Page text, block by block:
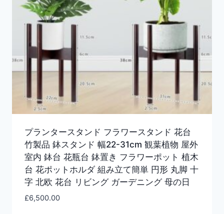
プランタースタンド フラワースタンド 花台
竹製品 鉢スタンド 幅22-31cm 観葉植物 屋外
室内 鉢台 花瓶台 鉢置き フラワーポット 植木
台 花ポットホルダ 組み立て簡単 円形 丸脚 十
字 北欧 花台 リビング ガーデニング 母の日
£6,500.00